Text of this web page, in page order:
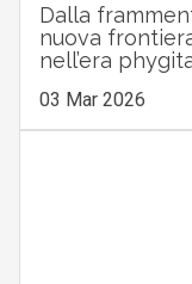
Dalla
nuova
nell’era
03 Mar 2026